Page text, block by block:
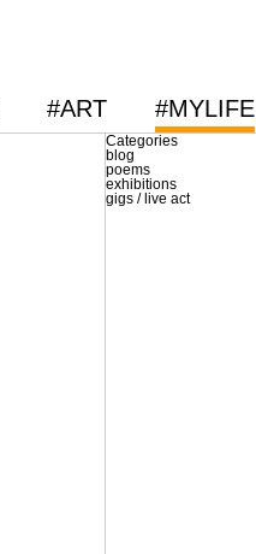
#ART #MYLIFE
Categories
blog
poems
exhibitions
gigs / live act